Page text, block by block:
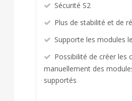
Sécurité S2
Plus de stabilité et de
Supporte les modules
Possibilité de créer les
manuellement des
supportés